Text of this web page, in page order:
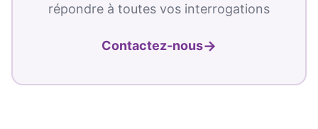
répondre à toutes vos interrogations
Contactez-nous→